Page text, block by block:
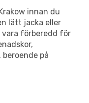
innan du
lätt jacka eller
förberedd för
på